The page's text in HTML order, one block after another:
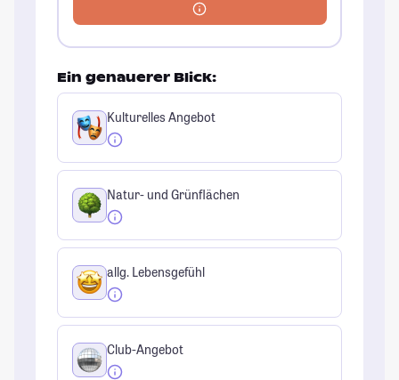
Ein genauerer Blick:
Kulturelles Angebot
Natur- und Grünflächen
allg. Lebensgefühl
Club-Angebot